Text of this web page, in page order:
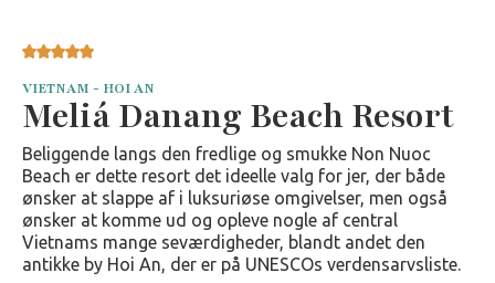
VIETNAM - HOI AN
Meliá Danang Beach Resort
Beliggende langs den fredlige og smukke Non Nuoc
Beach er dette resort det ideelle valg for jer, der både
ønsker at slappe af i luksuriøse omgivelser, men også
ønsker at komme ud og opleve nogle af central
Vietnams mange seværdigheder, blandt andet den
antikke by Hoi An, der er på UNESCOs verdensarvsliste.